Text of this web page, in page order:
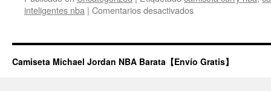
inteligentes nba | Comentarios desactivadosen
baloncesto
space
Camiseta Michael Jordan NBA Barata【Envío Gratis】